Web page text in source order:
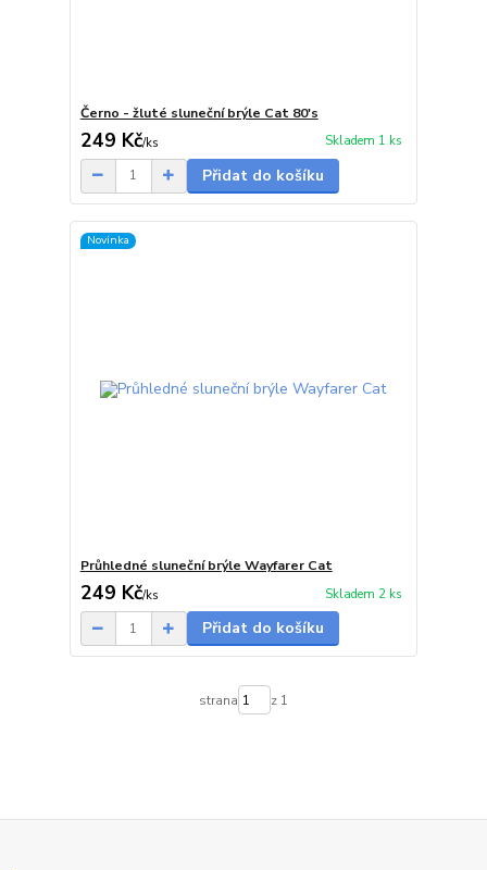
Černo - žluté sluneční brýle Cat 80's
249 Kč/ks Skladem 1 ks
Přidat do košíku
Novinka
Průhledné sluneční brýle Wayfarer Cat
249 Kč/ks Skladem 2 ks
Přidat do košíku
strana z 1